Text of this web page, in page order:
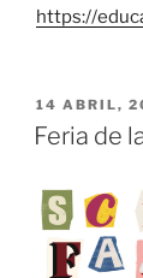
https://
PUBLICADO
EL
14 ABRIL,
Feria de